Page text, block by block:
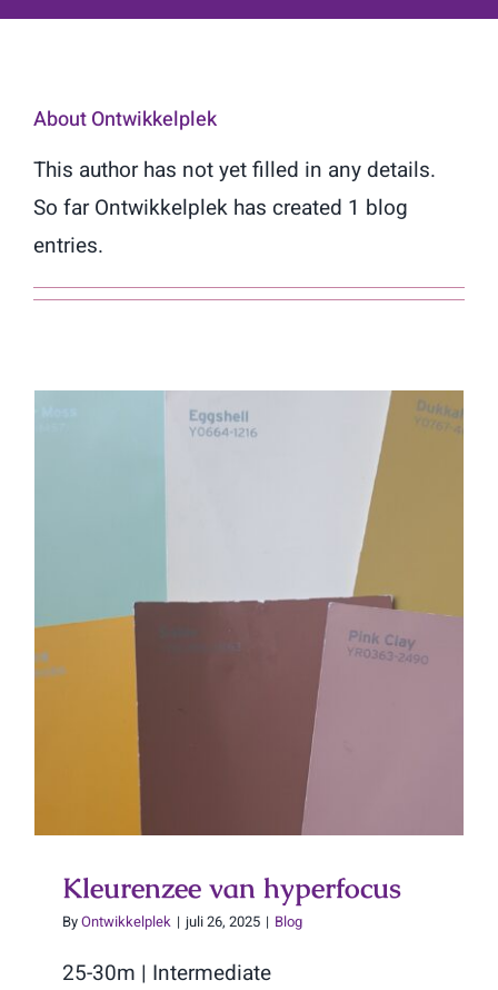
AboutOntwikkelplek
This author has not yet filled in any details.
So far Ontwikkelplek has created 1 blog
entries.
Kleurenzee van hyperfocus
Kleurenzee van hyperfocus
ByOntwikkelplek | juli 26, 2025 | Blog
25-30m | Intermediate